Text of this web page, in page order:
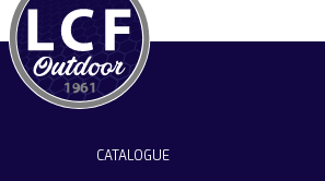
CATALOGUE